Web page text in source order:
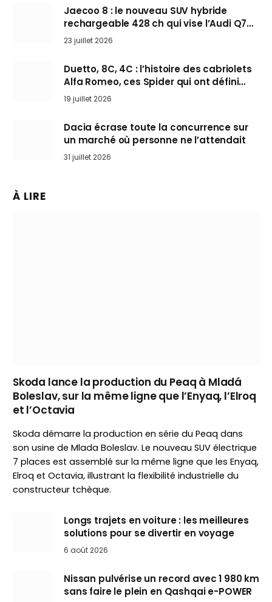
Jaecoo 8 : le nouveau SUV hybride
rechargeable 428 ch qui vise l’Audi Q7
arrive en Europe cet automne
23 juillet 2026
Duetto, 8C, 4C : l’histoire des cabriolets
Alfa Romeo, ces Spider qui ont défini
l’art de rouler cheveux au vent
19 juillet 2026
Dacia écrase toute la concurrence sur
un marché où personne ne l’attendait
31 juillet 2026
À LIRE
Skoda lance la production du Peaq à Mladá
Boleslav, sur la même ligne que l’Enyaq, l’Elroq
et l’Octavia
Skoda démarre la production en série du Peaq dans
son usine de Mlada Boleslav. Le nouveau SUV électrique
7 places est assemblé sur la même ligne que les Enyaq,
Elroq et Octavia, illustrant la flexibilité industrielle du
constructeur tchèque.
Longs trajets en voiture : les meilleures
solutions pour se divertir en voyage
6 août 2026
Nissan pulvérise un record avec 1 980 km
sans faire le plein en Qashqai e-POWER